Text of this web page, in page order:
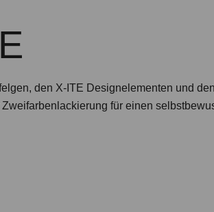
den X-ITE Designelementen und den
für einen